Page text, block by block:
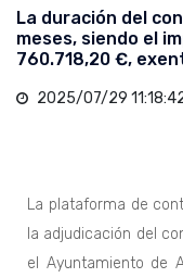
La duración del
meses, siendo el
760.718,20 €,
2025/07/29
La plataforma de
la adjudicación del
el Ayuntamiento de